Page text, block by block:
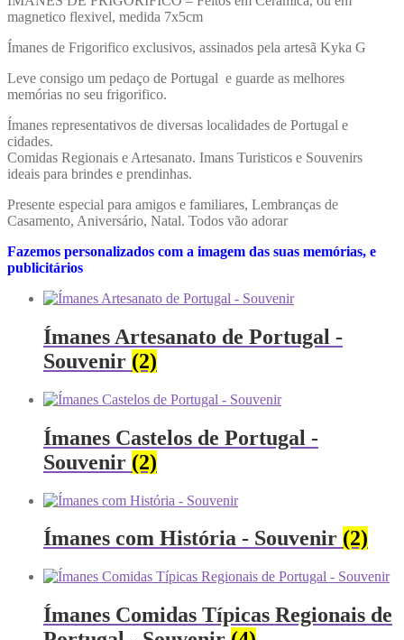
magnetico flexivel, medida 7x5cm
Ímanes de Frigorifico exclusivos, assinados pela artesã Kyka G
Leve consigo um pedaço de Portugal e guarde as melhores
memórias no seu frigorifico.
Ímanes representativos de diversas localidades de Portugal e
cidades.
Comidas Regionais e Artesanato. Imans Turisticos e Souvenirs
ideais para brindes e prendinhas.
Presente especial para amigos e familiares, Lembranças de
Casamento, Aniversário, Natal. Todos vão adorar
Fazemos personalizados com a imagem das suas memórias, e
publicitários
Ímanes Artesanato de Portugal -
Souvenir (2)
Ímanes Castelos de Portugal -
Souvenir (2)
Ímanes com História - Souvenir (2)
Ímanes Comidas Típicas Regionais de